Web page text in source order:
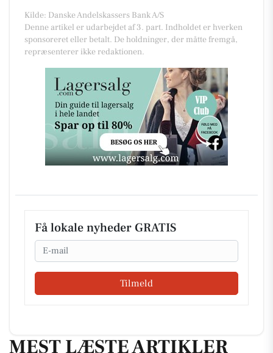
Kilde: Danske Andelskassers Bank A/S
Denne artikel er udarbejdet af 3. part. Indholdet er hverken
sponsoreret eller betalt. De holdninger, der måtte fremgå,
repræsenterer ikke redaktionen.
Få lokale nyheder GRATIS
Email
Tilmeld
MEST LÆSTE ARTIKLER